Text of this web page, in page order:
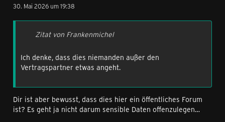
30. Mai 2026 um 19:38
Zitat von Frankenmichel
Ich denke, dass dies niemanden außer den
Vertragspartner etwas angeht.
Dir ist aber bewusst, dass dies hier ein öffentliches Forum
ist? Es geht ja nicht darum sensible Daten offenzulegen…